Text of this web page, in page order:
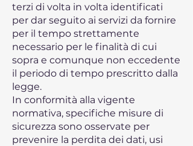
terzi di volta in volta identificati
per dar seguito ai servizi da fornire
per il tempo strettamente
necessario per le finalità di cui
sopra e comunque non eccedente
il periodo di tempo prescritto dalla
legge.
In conformità alla vigente
normativa, specifiche misure di
sicurezza sono osservate per
prevenire la perdita dei dati, usi